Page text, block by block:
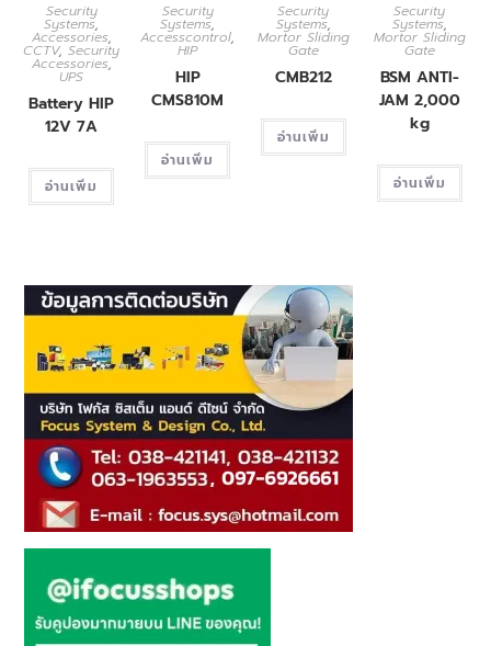
Security
Systems,
Accessories,
CCTV,Security
Accessories,
UPS
Battery HIP
12V 7A
อ่านเพิ่ม
Security
Systems,
Accesscontrol,
HIP
HIP
CMS810M
อ่านเพิ่ม
Security
Systems,
Mortor Sliding
Gate
CMB212
อ่านเพิ่ม
Security
Systems,
Mortor Sliding
Gate
BSM ANTI-
JAM 2,000
kg
อ่านเพิ่ม